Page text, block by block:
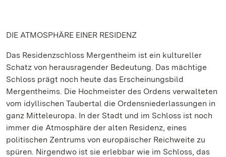
DIE ATMOSPHÄRE EINER RESIDENZ
Das Residenzschloss Mergentheim ist ein kultureller
Schatz von herausragender Bedeutung. Das mächtige
Schloss prägt noch heute das Erscheinungsbild
Mergentheims. Die Hochmeister des Ordens verwalteten
vom idyllischen Taubertal die Ordensniederlassungen in
ganz Mitteleuropa. In der Stadt und im Schloss ist noch
immer die Atmosphäre der alten Residenz, eines
politischen Zentrums von europäischer Reichweite zu
spüren. Nirgendwo ist sie erlebbar wie im Schloss, das